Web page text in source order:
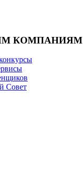
КОМПАНИЯМ
Совет